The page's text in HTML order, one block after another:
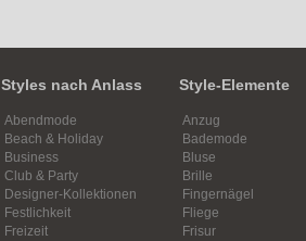
Styles nach Anlass
Abendmode
Beach & Holiday
Business
Club & Party
Designer-Kollektionen
Festlichkeit
Freizeit
Style-Elemente
Anzug
Bademode
Bluse
Brille
Fingernägel
Fliege
Frisur